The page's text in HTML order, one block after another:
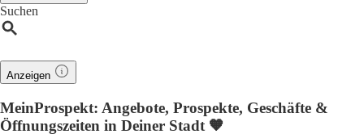
Suchen
Anzeigen
MeinProspekt: Angebote, Prospekte, Geschäfte &
Öffnungszeiten in Deiner Stadt 🧡